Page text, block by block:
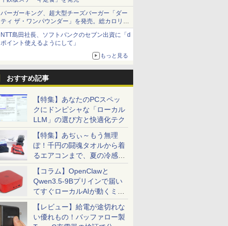
バーガーキング、超大型チーズバーガー「ダー
ティ ザ・ワンパウンダー」を発売。総カロリー
約1656kcal、総重量約527g！
NTT島田社長、ソフトバンクのセブン出資に「d
ポイント使えるようにして」
もっと見る
おすすめ記事
【特集】あなたのPCスペッ
クにドンピシャな「ローカル
LLM」の選び方と快適化テク
【特集】あぢぃ～もう無理
ぽ！千円の闘魂タオルから着
るエアコンまで、夏の冷感グ
ッズ一挙紹介
【コラム】OpenClawと
Qwen3.5-9Bプリインで届い
てすぐローカルAIが動くミニ
PC「SER9 Pro」
【レビュー】給電が途切れな
い優れもの！バッファロー製